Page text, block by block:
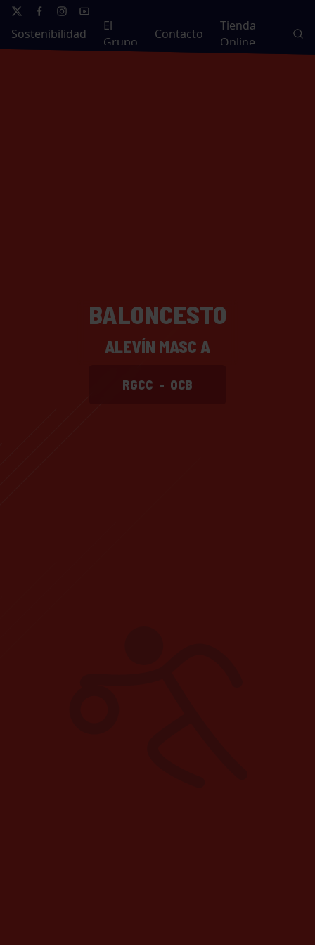
Sostenibilidad
El
Grupo
Contacto
Tienda
Online
BALONCESTO
ALEVÍN MASC A
RGCC - OCB